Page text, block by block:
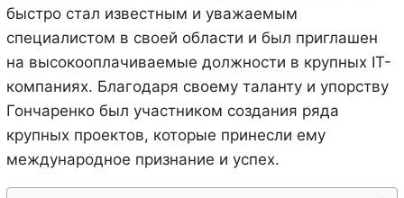
быстро стал известным и уважаемым
специалистом в своей области и был приглашен
на высокооплачиваемые должности в крупных IT-
компаниях. Благодаря своему таланту и упорству
Гончаренко был участником создания ряда
крупных проектов, которые принесли ему
международное признание и успех.